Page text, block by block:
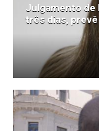
Julgamento de
três dias,